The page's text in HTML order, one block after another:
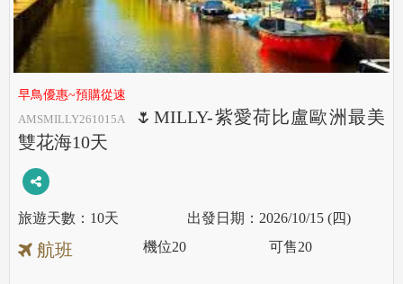
早鳥優惠~預購從速
AMSMILLY261015A
🌷MILLY-紫愛荷比盧歐洲最美
雙花海10天
10天 2026/10/15 (四)
航班 機位20 可售20